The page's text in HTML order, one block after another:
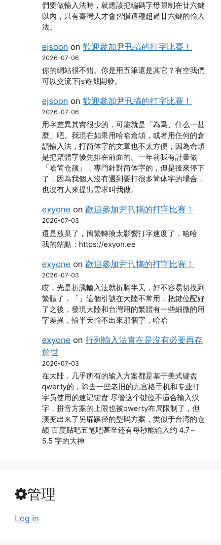
們要做輸入法時，就應該把編碼字母限制在廿六鍵
以內，只有臺灣人才會習慣這種超過廿六鍵的輸入
法。
ejsoon on歡迎參加尹卂搞的打字比賽！
2026-07-06
你的網站很不錯。你是用五筆還是其它？有空我們
可以交流下js遊戲開發。
ejsoon on歡迎參加尹卂搞的打字比賽！
2026-07-06
用字差異其實很少的，可能就是「為爲、什么―甚
麼」吧。我現在如果用哈哈倉頡，或者用任何的倉
頡輸入法，打简体字的文章也不太方便，因為倉頡
是把繁體字優先排在前面的。一年前我有計畫做
「哈简仓颉」，專門針對简体字的，但是後來停下
了，因為我個人沒有遇到要打很多简体字的場合，
也沒有人來提出需求叫我做。
exyone on歡迎參加尹卂搞的打字比賽！
2026-07-03
還是放棄了，簡繁轉換太影響打字速度了，哈哈
我的站點：https://exyon.ee
exyone on歡迎參加尹卂搞的打字比賽！
2026-07-03
哎，光是折騰輸入法就折騰半天，好不容易切換到
繁體了，「」這個引號在大陸不常用，把鍵位配好
了之後，發現大陸和台灣用的繁體有一些細微的用
字差異，輸半天輸不出來那個字，哈哈
exyone on行列輸入法實在是沒有必要再存
於世
2026-07-03
在大陆，几乎所有的输入方案都是基于美式键盘
qwerty的，除去一些老旧的九宫格手机和专业打
字员使用的速记键盘 尽管这个键位不适合输入汉
字，拼音方案的上限也被qwerty布局限制了，但
演变出来了另辟蹊径的型码方案，类似于台湾的仓
颉 百度贴吧五笔吧甚至还有每秒能输入约 4.7～
5.5 字的大神
管理
Log in